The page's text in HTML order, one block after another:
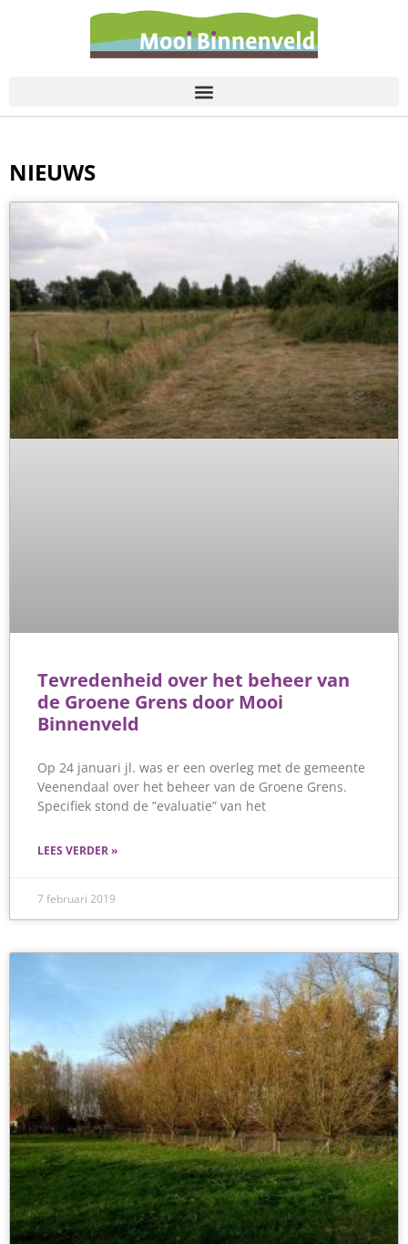
NIEUWS
Tevredenheid over het beheer van
de Groene Grens door Mooi
Binnenveld
Op 24 januari jl. was er een overleg met de gemeente
Veenendaal over het beheer van de Groene Grens.
Specifiek stond de ”evaluatie” van het
LEES VERDER »
7 februari 2019